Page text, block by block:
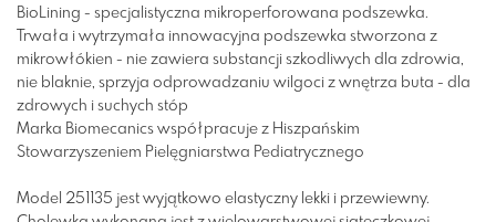
BioLining - specjalistyczna mikroperforowana podszewka.
Trwała i wytrzymała innowacyjna podszewka stworzona z
mikrowłókien - nie zawiera substancji szkodliwych dla zdrowia,
nie blaknie, sprzyja odprowadzaniu wilgoci z wnętrza buta - dla
zdrowych i suchych stóp
Marka Biomecanics współpracuje z Hiszpańskim
Stowarzyszeniem Pielęgniarstwa Pediatrycznego
Model 251135 jest wyjątkowo elastyczny lekki i przewiewny.